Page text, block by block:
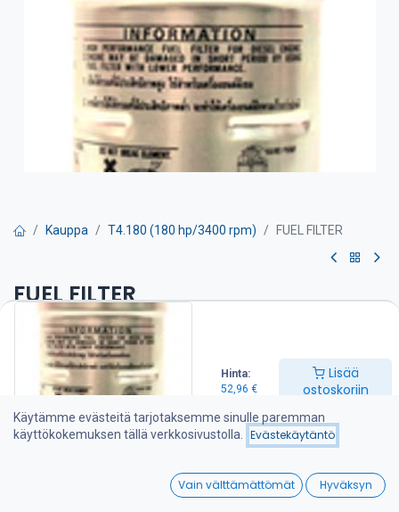
Hinta:
52,96 €
Lisää
ostoskoriin
Wishlist
Kauppa T4.180 (180 hp/3400 rpm) FUEL FILTER
FUEL FILTER
Polttoainesuodatin on suositeltava vaihtaa kerran vuodessa
52,96€
Lisää ostoskoriin
Käytämme evästeitä tarjotaksemme sinulle paremman
käyttökokemuksen tällä verkkosivustolla.
Evästekäytäntö
Vain välttämättömät Hyväksyn